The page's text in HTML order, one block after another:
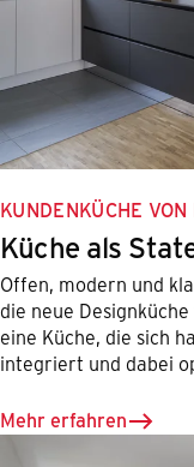
KUNDENKÜCHE
Küche als
Offen, modern und
die neue
eine Küche, die sich
integriert und dabei
Mehr erfahren